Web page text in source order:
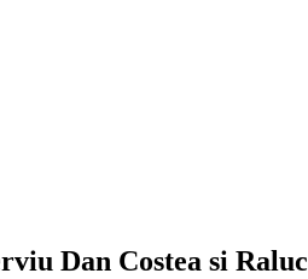
Dan Costea si